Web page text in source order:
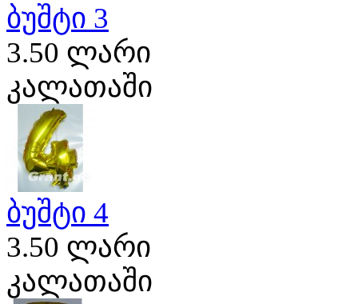
ბუშტი 3
3.50 ლარი
კალათაში
ბუშტი 4
3.50 ლარი
კალათაში